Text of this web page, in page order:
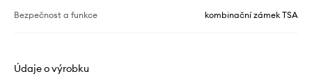
Bezpečnost a funkce kombinační zámek TSA
Údaje o výrobku